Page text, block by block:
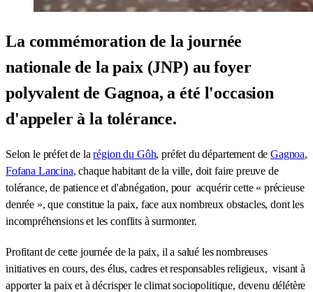
La commémoration de la journée
nationale de la paix (JNP) au foyer
polyvalent de Gagnoa, a été l'occasion
d'appeler à la tolérance.
Selon le préfet de larégion du Gôh, préfet du département deGagnoa,
Fofana Lancina, chaque habitant de la ville, doit faire preuve de
tolérance, de patience et d'abnégation, pour acquérir cette « précieuse
denrée », que constitue la paix, face aux nombreux obstacles, dont les
incompréhensions et les conflits à surmonter.
Profitant de cette journée de la paix, il a salué les nombreuses
initiatives en cours, des élus, cadres et responsables religieux, visant à
apporter la paix et à décrisper le climat sociopolitique, devenu délétère